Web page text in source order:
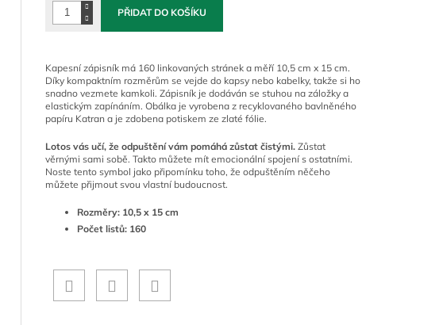
PŘIDAT DO KOŠÍKU
Kapesní zápisník má 160 linkovaných stránek a měří 10,5 cm x 15 cm.
Díky kompaktním rozměrům se vejde do kapsy nebo kabelky, takže si ho
snadno vezmete kamkoli. Zápisník je dodáván se stuhou na záložky a
elastickým zapínáním. Obálka je vyrobena z recyklovaného bavlněného
papíru Katran a je zdobena potiskem ze zlaté fólie.
Lotos vás učí, že odpuštění vám pomáhá zůstat čistými. Zůstat
věrnými sami sobě. Takto můžete mít emocionální spojení s ostatními.
Noste tento symbol jako připomínku toho, že odpuštěním něčeho
můžete přijmout svou vlastní budoucnost.
Rozměry: 10,5 x 15 cm
Počet listů: 160